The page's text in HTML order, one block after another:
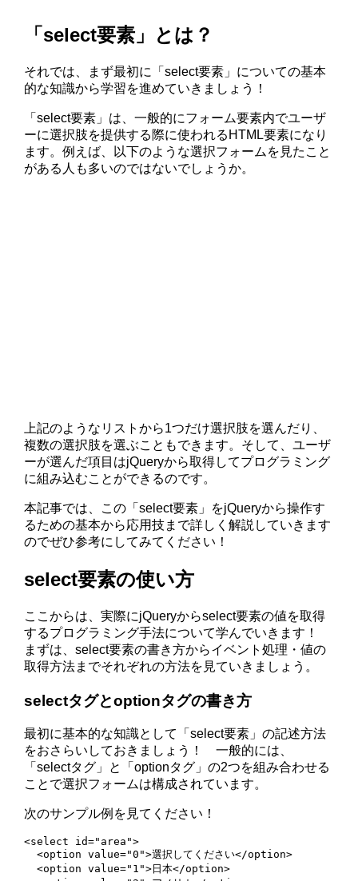
「select要素」とは？
それでは、まず最初に「select要素」についての基本
的な知識から学習を進めていきましょう！
「select要素」は、一般的にフォーム要素内でユーザ
ーに選択肢を提供する際に使われるHTML要素になり
ます。例えば、以下のような選択フォームを見たこと
がある人も多いのではないでしょうか。
上記のようなリストから1つだけ選択肢を選んだり、
複数の選択肢を選ぶこともできます。そして、ユーザ
ーが選んだ項目はjQueryから取得してプログラミング
に組み込むことができるのです。
本記事では、この「select要素」をjQueryから操作す
るための基本から応用技まで詳しく解説していきます
のでぜひ参考にしてみてください！
select要素の使い方
ここからは、実際にjQueryからselect要素の値を取得
するプログラミング手法について学んでいきます！
まずは、select要素の書き方からイベント処理・値の
取得方法までそれぞれの方法を見ていきましょう。
selectタグとoptionタグの書き方
最初に基本的な知識として「select要素」の記述方法
をおさらいしておきましょう！ 一般的には、
「selectタグ」と「optionタグ」の2つを組み合わせる
ことで選択フォームは構成されています。
次のサンプル例を見てください！
<select id="area">
  <option value="0">選択してください</option>
  <option value="1">日本</option>